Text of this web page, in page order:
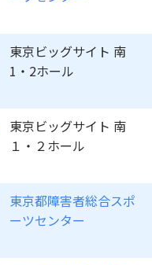
東京ビッグサイト 南
1・2ホール
東京ビッグサイト 南
１・２ホール
東京都障害者総合スポ
ーツセンター